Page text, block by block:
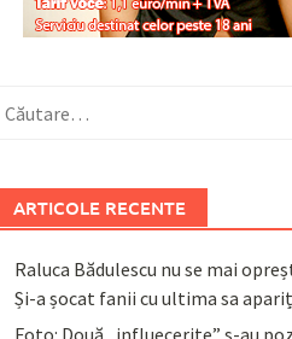
ARTICOLE RECENTE
Raluca Bădulescu nu se mai
Și-a șocat fanii cu ultima sa